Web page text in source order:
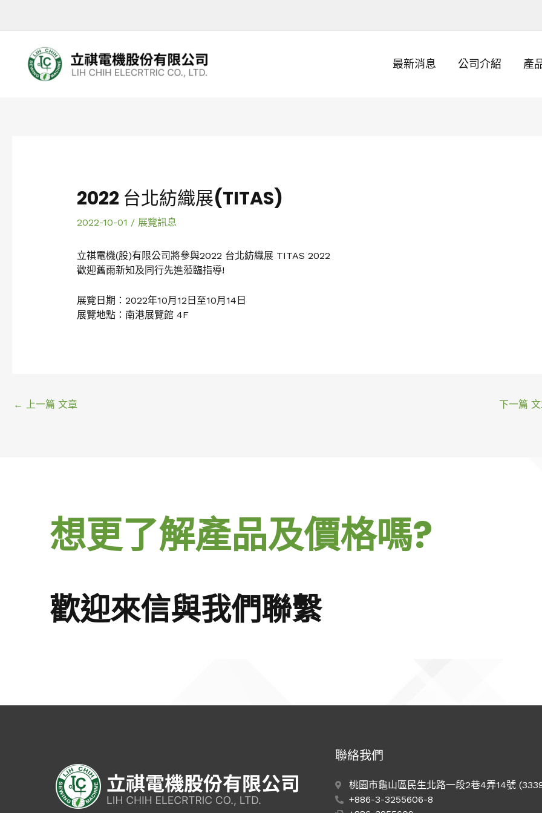
最新消息 公司介紹 產
2022 台北紡織展(TITAS)
2022-10-01 / 展覽訊息
立祺電機(股)有限公司將參與2022 台北紡織展 TITAS 2022
歡迎舊雨新知及同行先進蒞臨指導!
展覽日期：2022年10月12日至10月14日
展覽地點：南港展覽館 4F
← 上一篇 文章 下一篇
想更了解產品及價格嗎?
歡迎來信與我們聯繫
聯絡我們
桃園市龜山區民生北路一段2巷4弄14號
+886-3-3255606-8